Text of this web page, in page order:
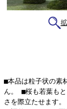
■本品は粒子状の素
ん。 ■桜も若葉も
さを際立たせます